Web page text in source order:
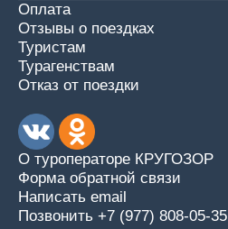
Оплата
Отзывы о поездках
Туристам
Турагенствам
Отказ от поездки
О туроператоре КРУГОЗОР
Форма обратной связи
Написать email
Позвонить +7 (977) 808-05-35